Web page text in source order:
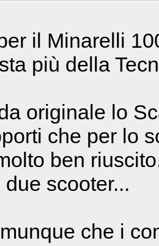
il Minarelli
più della
originale lo
che per lo
ben
scooter...
che i